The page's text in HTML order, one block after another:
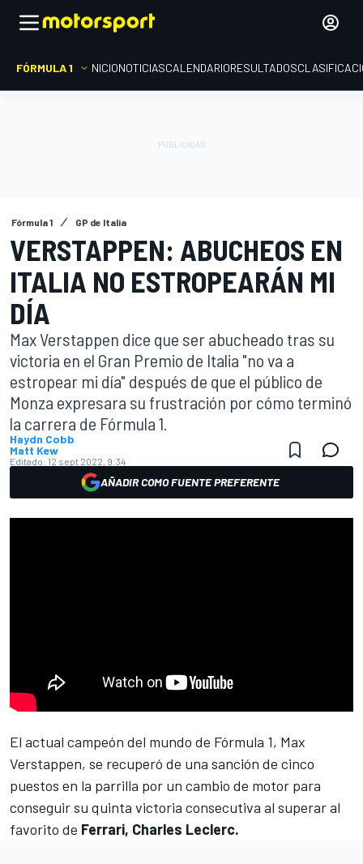
FÓRMULA 1 INICIONOTICIASCALENDARIORESULTADOS
Fórmula 1 GP de Italia
VERSTAPPEN: ABUCHEOS EN
ITALIA NO ESTROPEARÁN MI
DÍA
Max Verstappen dice que ser abucheado tras su
victoria en el Gran Premio de Italia "no va a
estropear mi día" después de que el público de
Monza expresara su frustración por cómo terminó
la carrera de Fórmula 1.
Haydn Cobb
Matt Kew
Editado: 12 sept 2022, 9:34
AÑADIR COMO FUENTE PREFERENTE
El actual campeón del mundo de Fórmula 1, Max
Verstappen, se recuperó de una sanción de cinco
puestos en la parrilla por un cambio de motor para
conseguir su quinta victoria consecutiva al superar al
favorito de Ferrari, Charles Leclerc.